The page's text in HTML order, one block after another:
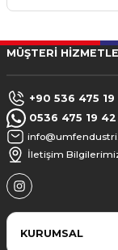
MÜŞTERİ
+90 536 475 19
0536 475 19 42
İletişim
KURUMSAL